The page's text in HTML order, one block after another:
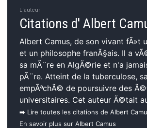
L'auteur
Citations d' Albert
Albert Camus, de son vivant fÃ»t
et un philosophe franÃ§ais. Il a
sa mÃ¨re en AlgÃ©rie et n'a
pÃ¨re. Atteint de la tuberculose,
empÃªchÃ© de poursuivre des
universitaires. Cet auteur Ã©tait
➡️ Lire toutes les citations de Albert
En savoir plus sur Albert Camus